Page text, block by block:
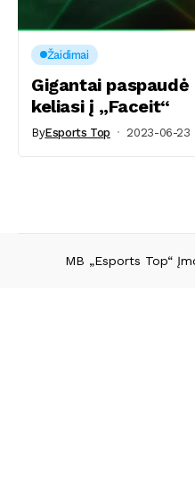
Žaidimai
Gigantai paspaudė
keliasi į „Faceit“
ByEsports Top 2023-06-23
MB „Esports Top“